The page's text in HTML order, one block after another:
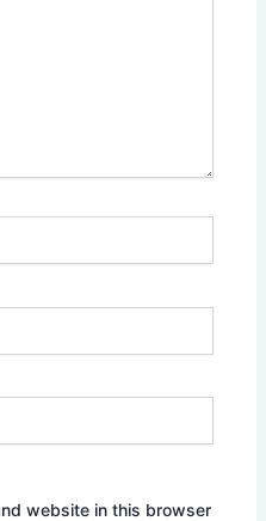
website in this browser